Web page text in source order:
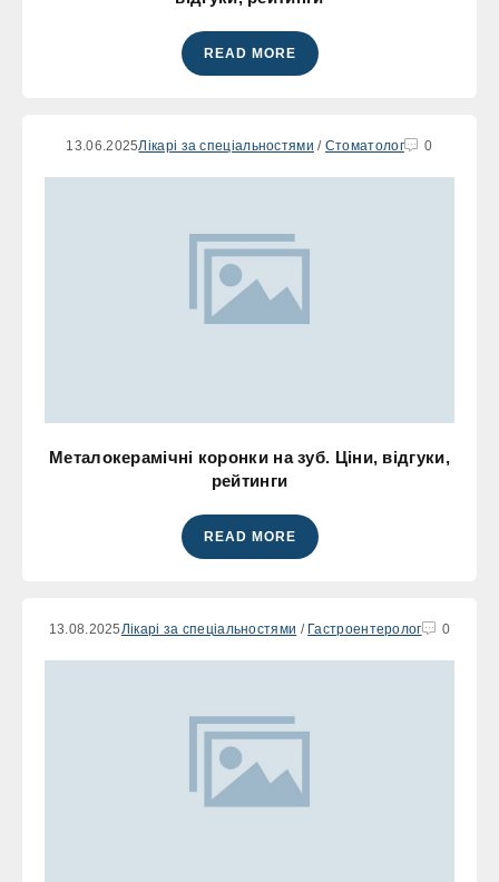
READ MORE
13.06.2025Лікарі за спеціальностями / Стоматолог 0
Металокерамічні коронки на зуб. Ціни, відгуки,
рейтинги
READ MORE
13.08.2025 Лікарі за спеціальностями / Гастроентеролог 0